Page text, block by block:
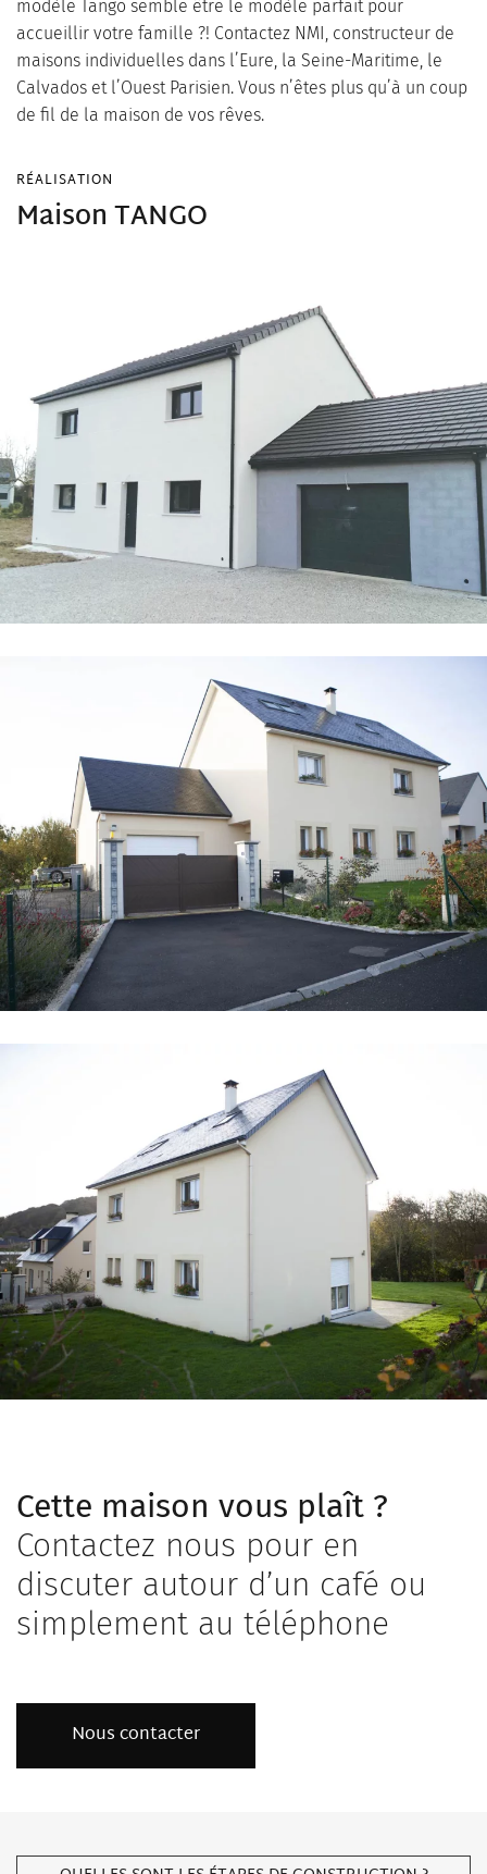
modèle Tango semble être le modèle parfait pour
accueillir votre famille ?! Contactez NMI, constructeur de
maisons individuelles dans l’Eure, la Seine-Maritime, le
Calvados et l’Ouest Parisien. Vous n’êtes plus qu’à un coup
de fil de la maison de vos rêves.
RÉALISATION
Maison TANGO
Cette maison vous plaît ?
Contactez nous pour en
discuter autour d’un café ou
simplement au téléphone
Nous contacter